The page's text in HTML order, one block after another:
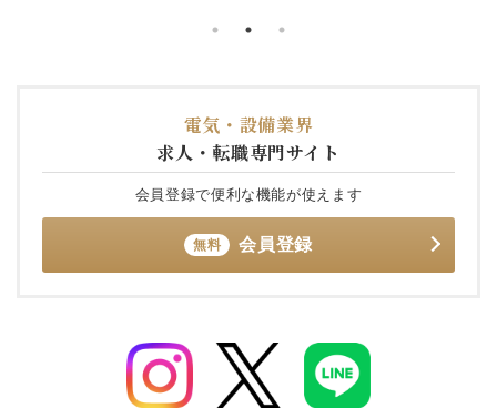
電気・設備業界
求人・転職専門サイト
会員登録で便利な機能が使えます
無料 会員登録